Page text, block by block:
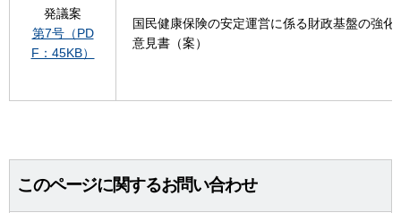
発議案
第7号（PD
F：45KB）
国民健康保険の安定運営に係る財政基盤の強化
意見書（案）
このページに関するお問い合わせ